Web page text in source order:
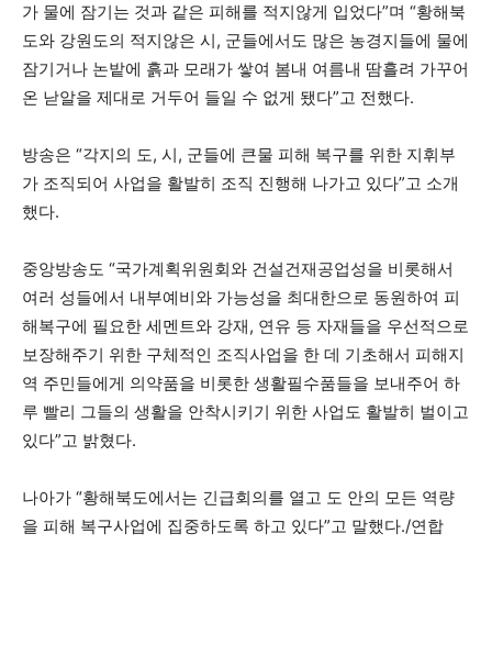
가 물에 잠기는 것과 같은 피해를 적지않게 입었다”며 “황해북
도와 강원도의 적지않은 시, 군들에서도 많은 농경지들에 물에
잠기거나 논밭에 흙과 모래가 쌓여 봄내 여름내 땀흘려 가꾸어
온 낟알을 제대로 거두어 들일 수 없게 됐다”고 전했다.
방송은 “각지의 도, 시, 군들에 큰물 피해 복구를 위한 지휘부
가 조직되어 사업을 활발히 조직 진행해 나가고 있다”고 소개
했다.
중앙방송도 “국가계획위원회와 건설건재공업성을 비롯해서
여러 성들에서 내부예비와 가능성을 최대한으로 동원하여 피
해복구에 필요한 세멘트와 강재, 연유 등 자재들을 우선적으로
보장해주기 위한 구체적인 조직사업을 한 데 기초해서 피해지
역 주민들에게 의약품을 비롯한 생활필수품들을 보내주어 하
루 빨리 그들의 생활을 안착시키기 위한 사업도 활발히 벌이고
있다”고 밝혔다.
나아가 “황해북도에서는 긴급회의를 열고 도 안의 모든 역량
을 피해 복구사업에 집중하도록 하고 있다”고 말했다./연합